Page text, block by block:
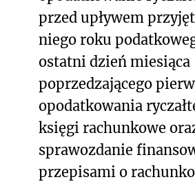
przed upływem
niego roku
ostatni dzień miesiąca
poprzedzającego
opodatkowania
księgi rachunkowe
sprawozdanie
przepisami o